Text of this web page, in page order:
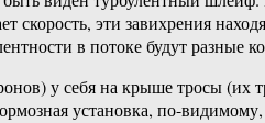
скорость, эти завихрения
в потоке будут разные
у себя на крыше тросы
установка, по-